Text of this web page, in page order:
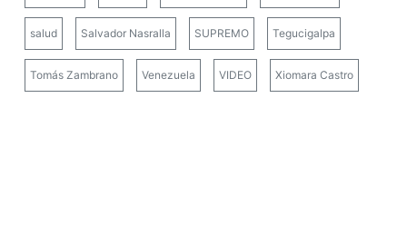
salud Salvador Nasralla SUPREMO Tegucigalpa
Tomás Zambrano Venezuela VIDEO Xiomara Castro